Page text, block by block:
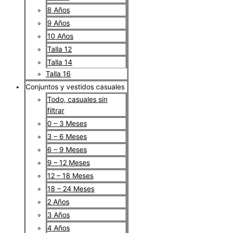
8 Años
9 Años
10 Años
Talla 12
Talla 14
Talla 16
Conjuntos y vestidos casuales
Todo, casuales sin
filtrar
0 – 3 Meses
3 – 6 Meses
6 – 9 Meses
9 – 12 Meses
12 – 18 Meses
18 – 24 Meses
2 Años
3 Años
4 Años